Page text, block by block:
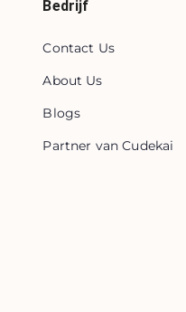
Bedrijf
Contact Us
About Us
Blogs
Partner van Cudekai